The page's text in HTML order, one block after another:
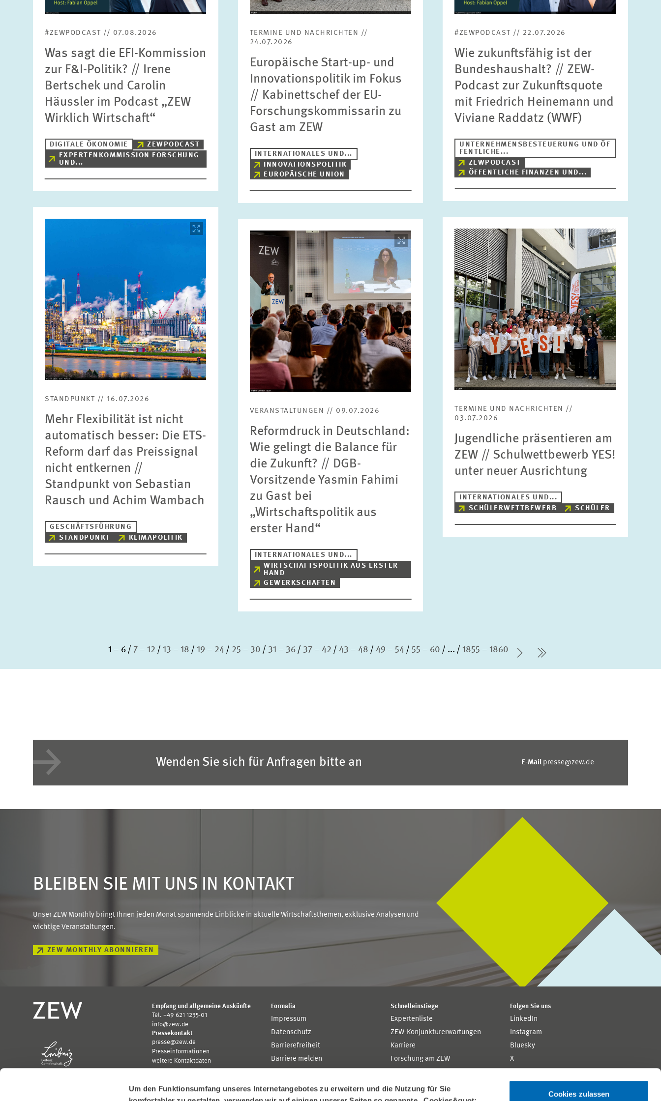
Um den Funktionsumfang unseres Internetangebotes zu erweitern und die Nutzung für Sie
Cookies zulassen
Bitte wählen
Schlagworte
ZURÜCKSETZEN SUCHEN
#ZEWPODCAST // 07.08.2026
Was sagt die EFI-Kommission
zur F&I-Politik? // Irene
Bertschek und Carolin
Häussler im Podcast „ZEW
Wirklich Wirtschaft“
DIGITALE ÖKONOMIE
ZEWPODCAST
EXPERTENKOMMISSION FORSCHUNG
UND...
TERMINE UND NACHRICHTEN //
24.07.2026
Europäische Start-up- und
Innovationspolitik im Fokus
// Kabinettschef der EU-
Forschungskommissarin zu
Gast am ZEW
INTERNATIONALES UND...
INNOVATIONSPOLITIK
EUROPÄISCHE UNION
#ZEWPODCAST // 22.07.2026
Wie zukunftsfähig ist der
Bundeshaushalt? // ZEW-
Podcast zur Zukunftsquote
mit Friedrich Heinemann und
Viviane Raddatz (WWF)
UNTERNEHMENSBESTEUERUNG UND ÖF
FENTLICHE...
ZEWPODCAST
ÖFFENTLICHE FINANZEN UND...
STANDPUNKT // 16.07.2026
Mehr Flexibilität ist nicht
automatisch besser: Die ETS-
Reform darf das Preissignal
nicht entkernen //
Standpunkt von Sebastian
Rausch und Achim Wambach
GESCHÄFTSFÜHRUNG
STANDPUNKT
KLIMAPOLITIK
Bild
öffnet
vergrößerter
Ansicht
VERANSTALTUNGEN // 09.07.2026
Reformdruck in Deutschland:
Wie gelingt die Balance für
die Zukunft? // DGB-
Vorsitzende Yasmin Fahimi
zu Gast bei
„Wirtschaftspolitik aus
erster Hand“
INTERNATIONALES UND...
WIRTSCHAFTSPOLITIK AUS ERSTER
HAND
GEWERKSCHAFTEN
Bild
öffnet
in
vergrößerter
Ansicht
TERMINE UND NACHRICHTEN //
03.07.2026
Jugendliche präsentieren am
ZEW // Schulwettbewerb YES!
unter neuer Ausrichtung
INTERNATIONALES UND...
SCHÜLERWETTBEWERB
SCHÜLER
1 – 6 7 – 12 13 – 18 19 – 24 25 – 30 31 – 36 37 – 42 43 – 48 49 – 54 55 – 60 ... 1855 – 1860
Nächste Seite
letzte Seite
Wenden Sie sich für Anfragen bitte an E-Mail presse@zew.de
BLEIBEN SIE MIT UNS IN KONTAKT
Unser ZEW Monthly bringt Ihnen jeden Monat spannende Einblicke in aktuelle Wirtschaftsthemen, exklusive Analysen und
wichtige Veranstaltungen.
ZEW MONTHLY ABONNIEREN
Empfang und allgemeine Auskünfte
Tel. +49 621 1235-01
info@zew.de
Pressekontakt
presse@zew.de
Presseinformationen
weitere Kontaktdaten
Formalia
Impressum
Datenschutz
Barrierefreiheit
Barriere melden
Schnelleinstiege
Expertenliste
ZEW-Konjunkturerwartungen
Karriere
Forschung am ZEW
MannheimTaxation
Folgen Sie uns
LinkedIn
Instagram
Bluesky
X